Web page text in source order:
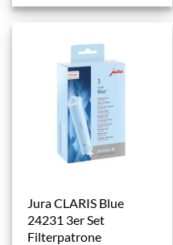
Jura CLARIS Blue
24231 3er Set
Filterpatrone